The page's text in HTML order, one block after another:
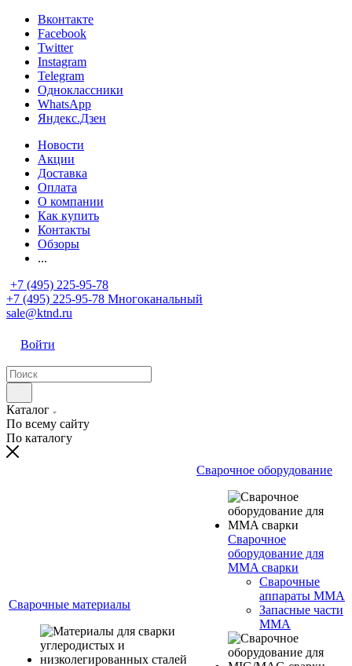
Вконтакте
Facebook
Twitter
Instagram
Telegram
Одноклассники
WhatsApp
Яндекс.Дзен
Новости
Акции
Доставка
Оплата
О компании
Как купить
Контакты
Обзоры
...
+7 (495) 225-95-78
+7 (495) 225-95-78 Многоканальный
sale@ktnd.ru
Войти
Каталог
По всему сайту
По каталогу
Сварочные материалы
Сварочное оборудование
Сварочное
оборудование для
MMA сварки
Сварочные
аппараты MMA
Запасные части
MMA